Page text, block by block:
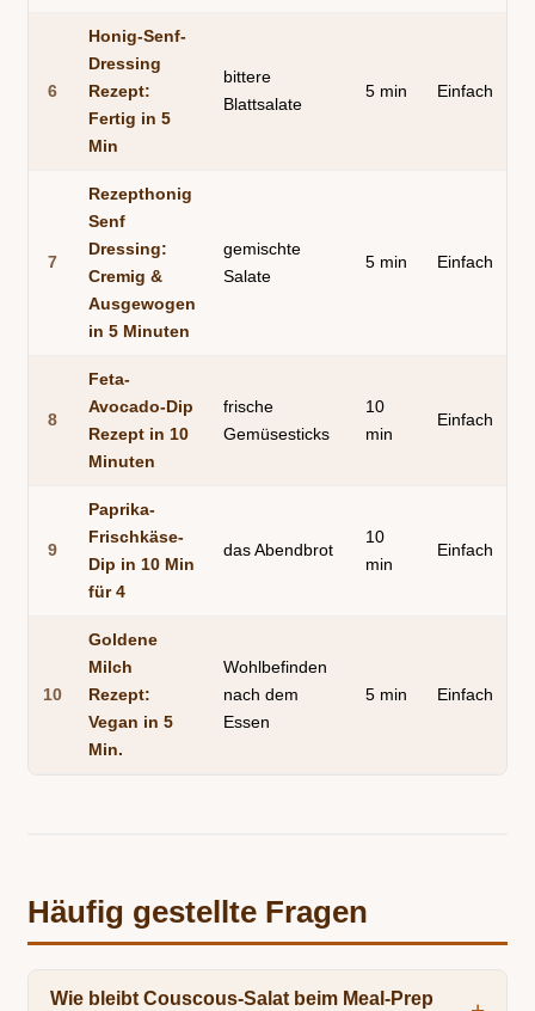
6
Honig-Senf-
Dressing
Rezept:
Fertig in 5
Min
bittere
Blattsalate
5 min Einfach
7
Rezepthonig
Senf
Dressing:
Cremig &
Ausgewogen
in 5 Minuten
gemischte
Salate
5 min Einfach
8
Feta-
Avocado-Dip
Rezept in 10
Minuten
frische
Gemüsesticks
10
min
Einfach
9
Paprika-
Frischkäse-
Dip in 10 Min
für 4
das Abendbrot
10
min
Einfach
10
Goldene
Milch
Rezept:
Vegan in 5
Min.
Wohlbefinden
nach dem
Essen
5 min Einfach
Häufig gestellte Fragen
Wie bleibt Couscous-Salat beim Meal-Prep